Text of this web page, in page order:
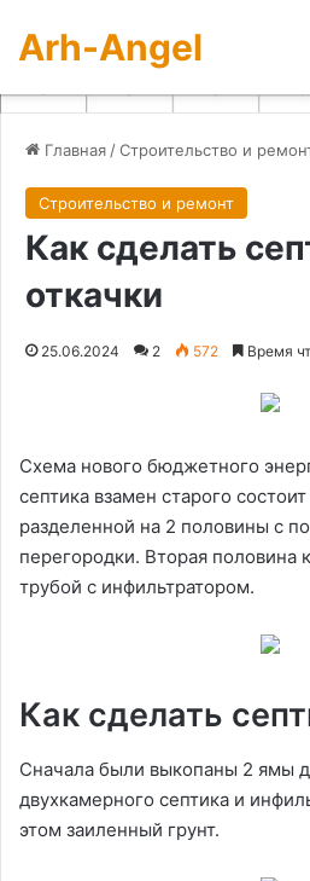
Arh-Angel
Главная /Строительство и
Строительство и ремонт
Как сделать
откачки
25.06.2024 2 572 Время
Схема нового бюджетного
септика взамен старого
разделенной на 2 половины с
перегородки. Вторая половина
трубой с инфильтратором.
Как сделать
Сначала были выкопаны 2 ямы
двухкамерного септика и
этом заиленный грунт.